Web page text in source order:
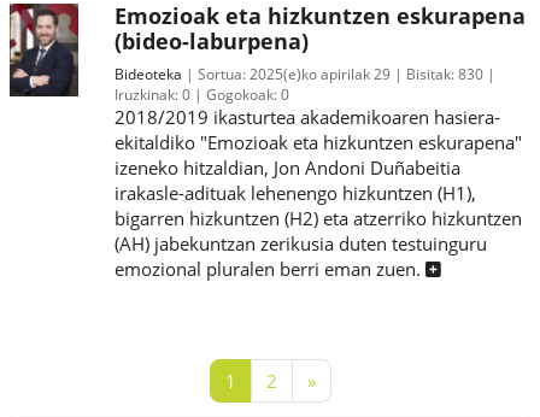
Emozioak eta hizkuntzen eskurapena
(bideo-laburpena)
Bideoteka Sortua:2025(e)ko apirilak 29 Bisitak:830
Iruzkinak:0 Gogokoak:0
2018/2019 ikasturtea akademikoaren hasiera-
ekitaldiko "Emozioak eta hizkuntzen eskurapena"
izeneko hitzaldian, Jon Andoni Duñabeitia
irakasle-adituak lehenengo hizkuntzen (H1),
bigarren hizkuntzen (H2) eta atzerriko hizkuntzen
(AH) jabekuntzan zerikusia duten testuinguru
emozional pluralen berri eman zuen.
1 1. orria
22. orria
»Hurrengo orria